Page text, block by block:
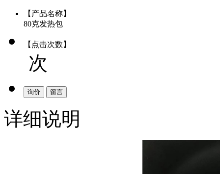
【产品名称】
80克发热包
【点击次数】
次
询价 留言
详细说明